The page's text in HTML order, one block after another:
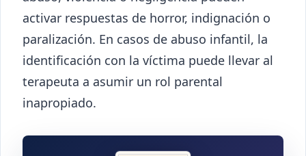
activar respuestas de horror, indignación o
paralización. En casos de abuso infantil, la
identificación con la víctima puede llevar al
terapeuta a asumir un rol parental
inapropiado.